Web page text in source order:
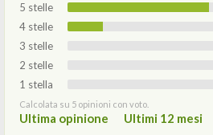
5 stelle
4 stelle
3 stelle
2 stelle
1 stella
Calcolata su 5 opinioni con voto.
Ultima opinione Ultimi 12 mesi